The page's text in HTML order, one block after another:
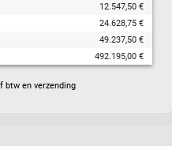
12.547,50 €
24.628,75 €
49.237,50 €
492.195,00 €
btw en verzending